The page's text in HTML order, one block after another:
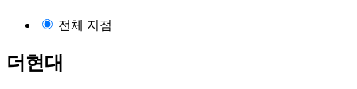
전체 지점
더현대